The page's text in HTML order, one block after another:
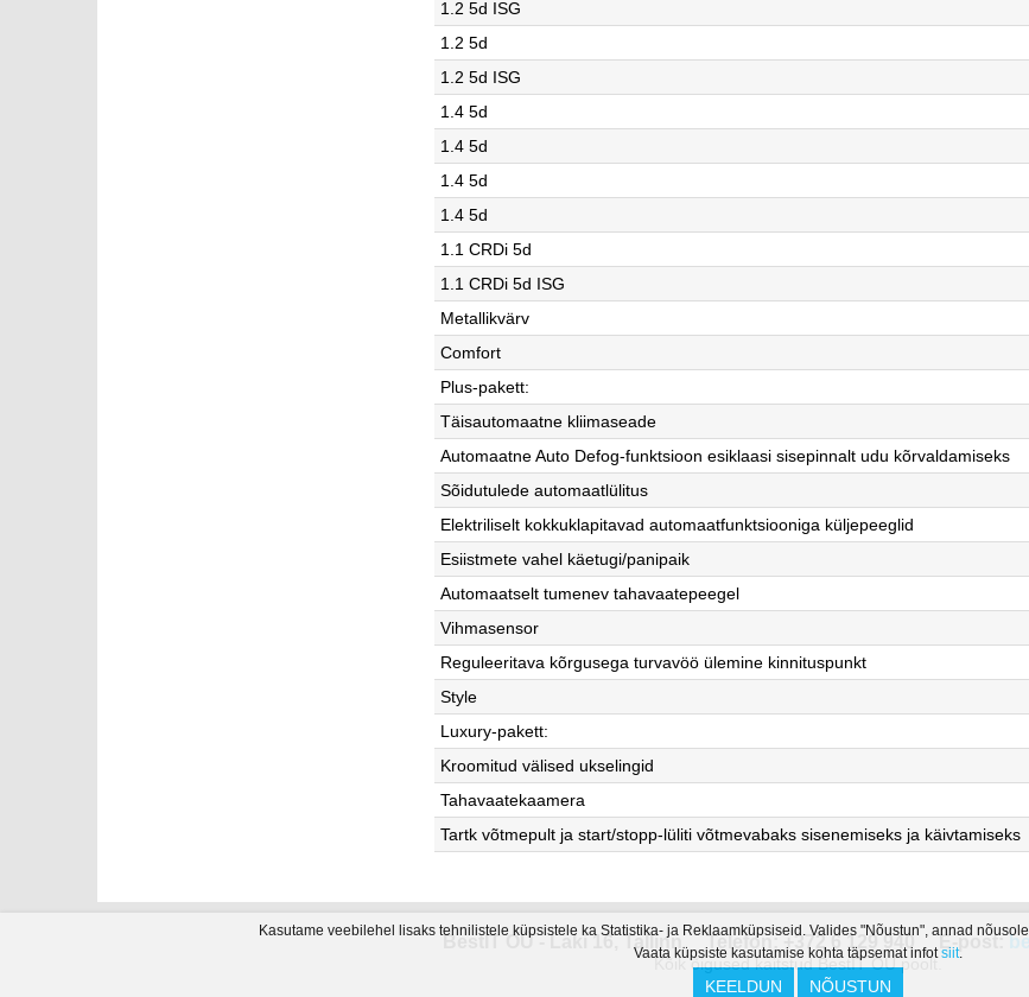
1.2 5d ISG
1.2 5d
1.2 5d ISG
1.4 5d
1.4 5d
1.4 5d
1.4 5d
1.1 CRDi 5d
1.1 CRDi 5d ISG
Metallikvärv
Comfort
Plus-pakett:
Täisautomaatne kliimaseade
Automaatne Auto Defog-funktsioon esiklaasi sisepinnalt udu kõrvaldamiseks
Sõidutulede automaatlülitus
Elektriliselt kokkuklapitavad automaatfunktsiooniga küljepeeglid
Esiistmete vahel käetugi/panipaik
Automaatselt tumenev tahavaatepeegel
Vihmasensor
Reguleeritava kõrgusega turvavöö ülemine kinnituspunkt
Style
Luxury-pakett:
Kroomitud välised ukselingid
Tahavaatekaamera
Tartk võtmepult ja start/stopp-lüliti võtmevabaks sisenemiseks ja käivtamiseks
BestIT OÜ - Laki 16, Tallinn Telefon: +372 6 129 940 E-post:
Kõik õigused kaitstud BestIT OÜ poolt.
Kasutame veebilehel lisaks tehnilistele küpsistele ka Statistika- ja Reklaamküpsiseid. Valides "Nõustun", annad
Vaata küpsiste kasutamise kohta täpsemat infotsiit.
KEELDUN NÕUSTUN